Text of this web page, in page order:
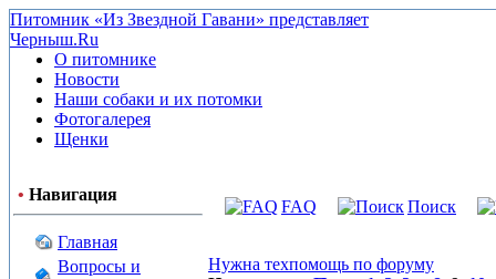
Питомник «Из Звездной Гавани» представляет
Черныш.Ru
О питомнике
Новости
Наши собаки и их потомки
Фотогалерея
Щенки
• Навигация
Главная
Вопросы и
FAQ Поиск
Нужна техпомощь по форуму